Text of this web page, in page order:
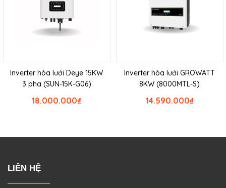
Inverter hòa lưới Deye 15KW
3 pha (SUN-15K-G06)
₫
18.000.000
Inverter hòa lưới GROWATT
8KW (8000MTL-S)
₫
14.590.000
LIÊN HỆ